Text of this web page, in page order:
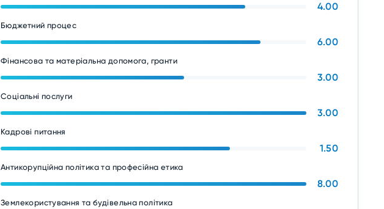
4.00
Бюджетний процес
6.00
Фінансова та матеріальна допомога, гранти
3.00
Соціальні послуги
3.00
Кадрові питання
1.50
Антикорупційна політика та професійна етика
8.00
Землекористування та будівельна політика